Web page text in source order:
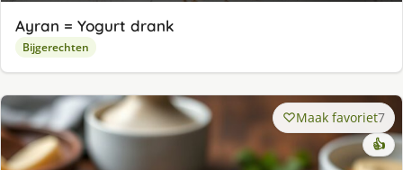
Ayran = Yogurt drank
Bijgerechten
Maak favoriet7
👍